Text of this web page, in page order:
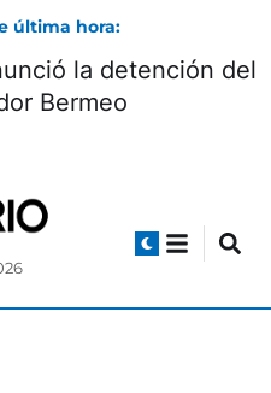
última hora:
la detención del
Bermeo